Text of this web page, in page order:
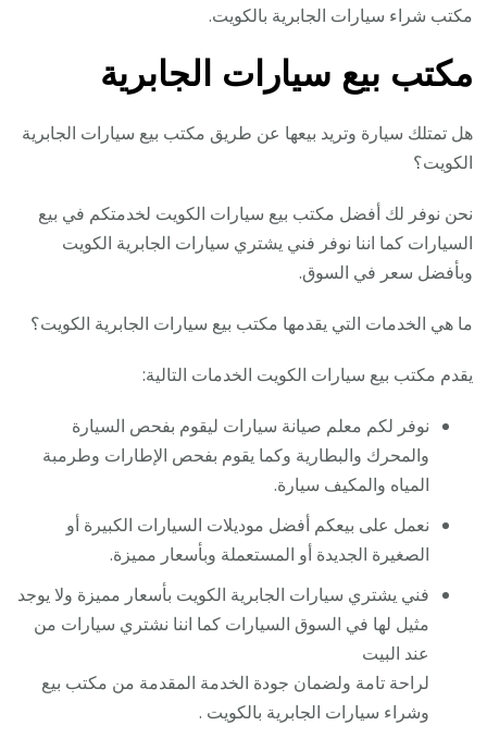
مكتب شراء سيارات الجابرية بالكويت.
مكتب بيع سيارات الجابرية
هل تمتلك سيارة وتريد بيعها عن طريق مكتب بيع سيارات الجابرية
الكويت؟
نحن نوفر لك أفضل مكتب بيع سيارات الكويت لخدمتكم في بيع
السيارات كما اننا نوفر فني يشتري سيارات الجابرية الكويت
وبأفضل سعر في السوق.
ما هي الخدمات التي يقدمها مكتب بيع سيارات الجابرية الكويت؟
يقدم مكتب بيع سيارات الكويت الخدمات التالية:
نوفر لكم معلم صيانة سيارات ليقوم بفحص السيارة
والمحرك والبطارية وكما يقوم بفحص الإطارات وطرمبة
المياه والمكيف سيارة.
نعمل على بيعكم أفضل موديلات السيارات الكبيرة أو
الصغيرة الجديدة أو المستعملة وبأسعار مميزة.
فني يشتري سيارات الجابرية الكويت بأسعار مميزة ولا يوجد
مثيل لها في السوق السيارات كما اننا نشتري سيارات من
عند البيت
لراحة تامة ولضمان جودة الخدمة المقدمة من مكتب بيع
وشراء سيارات الجابرية بالكويت .